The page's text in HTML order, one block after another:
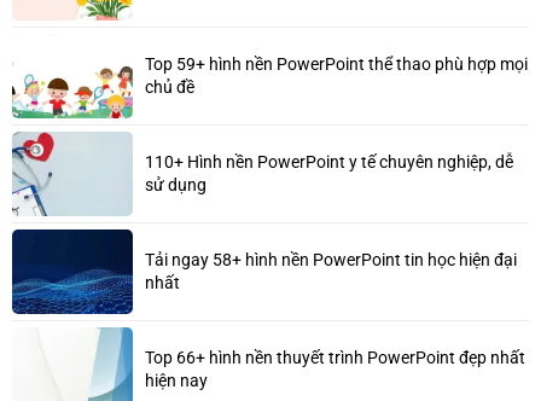
Top 59+ hình nền PowerPoint thể thao phù hợp mọi
chủ đề
110+ Hình nền PowerPoint y tế chuyên nghiệp, dễ
sử dụng
Tải ngay 58+ hình nền PowerPoint tin học hiện đại
nhất
Top 66+ hình nền thuyết trình PowerPoint đẹp nhất
hiện nay